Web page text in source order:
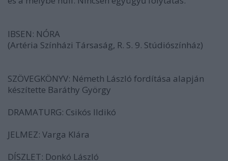
IBSEN: NÓRA
(Artéria Színházi Társaság, R. S. 9. Stúdiószínház)
SZÖVEGKÖNYV: Németh László fordítása alapján
készítette Baráthy György
DRAMATURG: Csikós Ildikó
JELMEZ: Varga Klára
DÍSZLET: Donkó László